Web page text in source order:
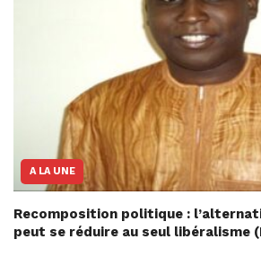
A LA UNE
Recomposition politique :
peut se réduire au seul libéralisme